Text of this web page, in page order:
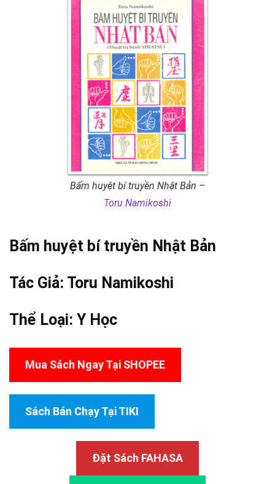
Bấm huyệt bí truyền Nhật Bản –
Toru Namikoshi
Bấm huyệt bí truyền Nhật Bản
Tác Giả: Toru Namikoshi
Thể Loại: Y Học
Mua Sách Ngay Tại SHOPEE
Sách Bán Chạy Tại TIKI
Đặt Sách FAHASA